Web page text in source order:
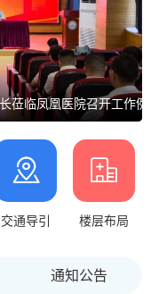
一建军节健康宣教活动
方医院集团凤凰医院常
科开展母乳喂养周系列活
莅临凤凰医院召开工作例
交通导引 楼层布局
通知公告